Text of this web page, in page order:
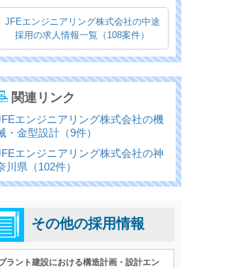
JFEエンジニアリング株式会社の中途
採用の求人情報一覧（108案件）
関連リンク
エンジニアリング株式会社の機
・金型設計（9件）
エンジニアリング株式会社の神
川県（102件）
その他の採用情報
ラント建設における構造計画・設計エン